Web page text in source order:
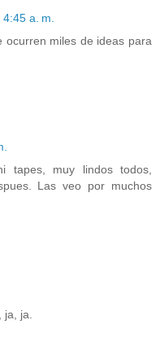
a. m.
ocurren miles de ideas para
tapes, muy lindos todos,
Las veo por muchos
ja, ja.